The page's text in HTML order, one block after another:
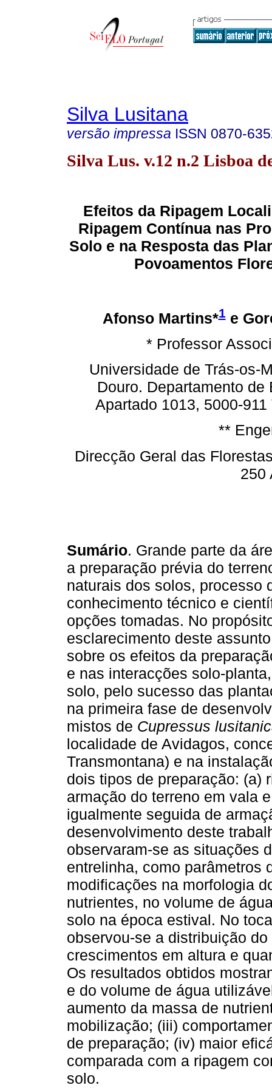
Silva Lusitana
versão impressa ISSN 0870-
Silva Lus. v.12 n.2 Lisboa
Efeitos da Ripagem
Ripagem Contínua nas
Solo e na Resposta das
Povoamentos
Afonso Martins*1e
* Professor
Universidade de Trás-os-
Douro. Departamento de
Apartado 1013, 5000-
**
Direcção Geral das
250
Sumário. Grande parte da
a preparação prévia do
naturais dos solos, processo
conhecimento técnico e
opções tomadas. No
esclarecimento deste
sobre os efeitos da
e nas interacções solo-
solo, pelo sucesso das
na primeira fase de
mistos de Cupressus
localidade de Avidagos,
Transmontana) e na
dois tipos de preparação: (a)
armação do terreno em vala
igualmente seguida de
desenvolvimento deste
observaram-se as situações
entrelinha, como parâmetros
modificações na morfologia
nutrientes, no volume de
solo na época estival. No
observou-se a distribuição
crescimentos em altura e
Os resultados obtidos
e do volume de água
aumento da massa de
mobilização; (iii)
de preparação; (iv) maior
comparada com a ripagem
solo.